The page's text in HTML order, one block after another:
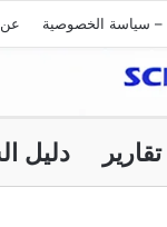
عن
تقارير دليل